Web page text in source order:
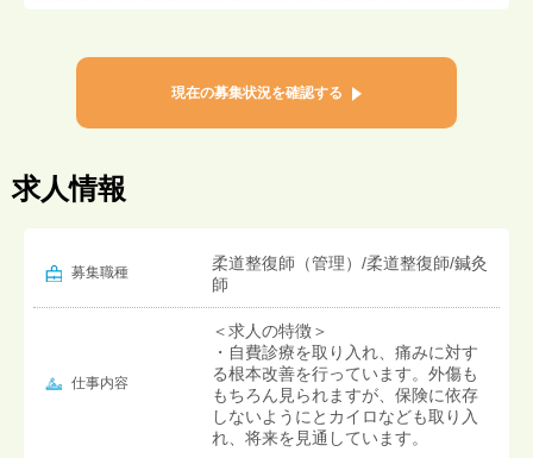
現在の募集状況を確認する
求人情報
募集職種
柔道整復師（管理）/柔道整復師/鍼灸
師
仕事内容
＜求人の特徴＞
・自費診療を取り入れ、痛みに対す
る根本改善を行っています。外傷も
もちろん見られますが、保険に依存
しないようにとカイロなども取り入
れ、将来を見通しています。